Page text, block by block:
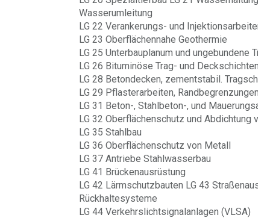
Wasserumleitung
LG 22 Verankerungs- und Injektionsarbeiten
LG 23 Oberflächennahe Geothermie
LG 25 Unterbauplanum und ungebundene
LG 26 Bituminöse Trag- und Deckschichten
LG 28 Betondecken, zementstabil.
LG 29 Pflasterarbeiten, Randbegrenzungen
LG 31 Beton-, Stahlbeton-, und
LG 32 Oberflächenschutz und Abdichtung
LG 35 Stahlbau
LG 36 Oberflächenschutz von Metall
LG 37 Antriebe Stahlwasserbau
LG 41 Brückenausrüstung
LG 42 Lärmschutzbauten LG 43
Rückhaltesysteme
LG 44 Verkehrslichtsignalanlagen (VLSA)